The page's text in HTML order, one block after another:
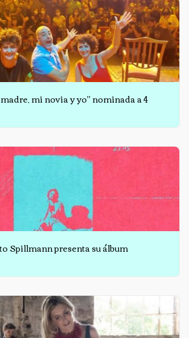
mi novia y yo" nominada a 4
Spillmann presenta su álbum